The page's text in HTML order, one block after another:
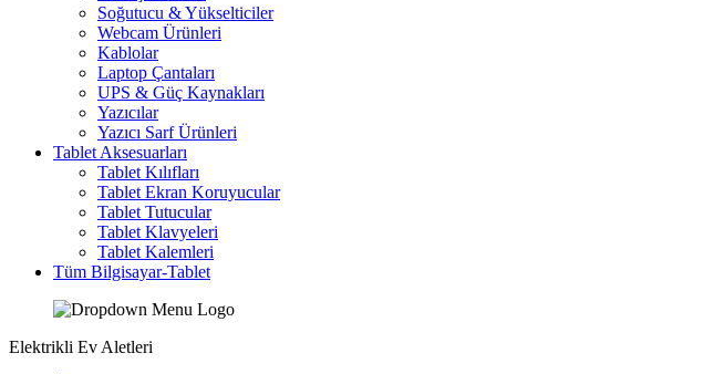
Soğutucu & Yükselticiler
Webcam Ürünleri
Kablolar
Laptop Çantaları
UPS & Güç Kaynakları
Yazıcılar
Yazıcı Sarf Ürünleri
Tablet Aksesuarları
Tablet Kılıfları
Tablet Ekran Koruyucular
Tablet Tutucular
Tablet Klavyeleri
Tablet Kalemleri
Tüm Bilgisayar-Tablet
Elektrikli Ev Aletleri